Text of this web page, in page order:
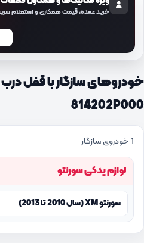
خرید عمده، قیمت همکاری و استعلام
خودروهای سازگار با قفل
814202P000
1 خودروی سازگار
لوازم یدکی سورنتو
سورنتو XM (سال 2010 تا 2013)